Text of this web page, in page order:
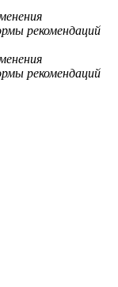
рекомендаций
рекомендаций